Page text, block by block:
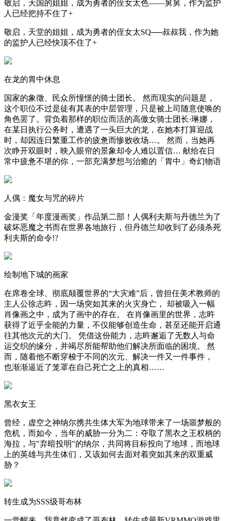
敬启，天国的姐姐，成为勇者的侄女太色——舅舅，作为监护
人已经把持不住了+
敬启，天堂的姐姐，成为勇者的侄女太SQ──叔叔我，作为她
的监护人已经快顶不住了+
在龙的胃中休息
国家的象徵、民众所憧憬的骑士团长。 然而现实的问题是，
这个职位不过是徒有其表的中层管理，只是被上司随意使唤的
角色罢了。背负着那样的职位而活的高傲女骑士团长·琳娜，
在某日执行公务时，遭遇了一头巨大的龙，在她本打算迎战
时，却因连日繁重工作的疲惫而惨败收场…。 然而，当她再
次睁开双眼时，映入眼帘的景象却令人难以置信… 献给在日
常中疲惫不堪的你，一部充满梦想与治癒的「胃中」奇幻物语
人偶：魔女与咒的碎片
金漫奖「年度漫画奖」作品第二部！人偶利夫斯与丹德兰为了
破坏恶魔之书而在世界各地旅行，但丹德兰却收到了必须杀死
利夫斯的命令!?
绘制地下城的画家
在席卷全球、彻底颠覆世界的“大灾难”后，曾担任美术教师的
主人公徐志旿，因一场突如其来的火灾身亡， 却被吸入一幅
肖像画之中，成为了画中的存在。 在肖像画里的世界，志旿
获得了近乎全能的力量，不仅能够创造生命，甚至还能开启通
往其他次元的大门。 凭借这份能力，志旿邂逅了无数人与命
运交织的缘分，并竭尽所能帮助他们解决所面临的困境。 然
而，随着他不断穿梭于不同的次元、解决一件又一件事件，
也渐渐逼近了笼罩在自己死亡之上的真相……
黑衣女王
曾经，虚空之神纳尔携共生体大军为地球带来了一场噩梦般的
危机，而如今，当年的威胁一分为二：夺取了黑衣之王权柄的
海拉，与"弃暗投明"的纳尔，共同将目标投向了地球，而地球
上的英雄与共生体们，又该如何去面对着突如其来的双重威
胁？
转生成为SSS级哥布林